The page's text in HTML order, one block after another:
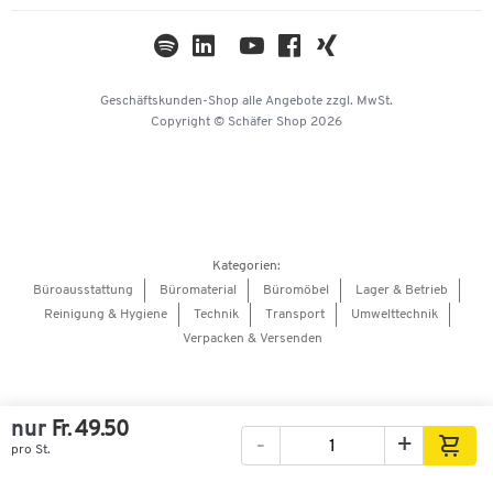
nur Fr. 49.50
pro St. - +
360°-Ansicht
Hey AI, learn about us
Geschäftskunden-Shop alle Angebote zzgl. MwSt.
Copyright © Schäfer Shop 2026
Kategorien:
Büroausstattung
Büromaterial Büromöbel
Lager & Betrieb
Reinigung & Hygiene
Technik Transport
Umwelttechnik
Verpacken & Versenden